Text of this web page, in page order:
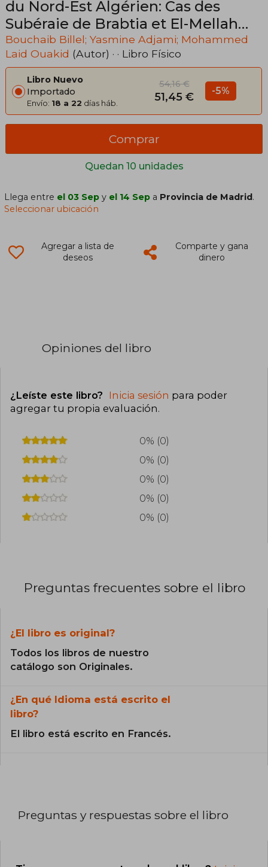
du Nord-Est Algérien: Cas des
Subéraie de Brabtia et El-Mellah
Dans le Parc National D’El Kala (en
Francés)
Bouchaib Billel; Yasmine Adjami; Mohammed
Laid Ouakid (Autor) · · Libro Físico
Libro Nuevo
Importado
Envío: 18 a 22 días háb.
54,16 €
51,45 € -5%
Quedan 10 unidades
Comprar
Llega entre el 03 Sep y el 14 Sep a Provincia de Madrid.
Seleccionar ubicación
Agregar a lista de
deseos
Comparte y gana
dinero
Opiniones del libro
¿Leíste este libro? Inicia sesión para poder
agregar tu propia evaluación.
0% (0)
0% (0)
0% (0)
0% (0)
0% (0)
Preguntas frecuentes sobre el libro
¿El libro es original?
Todos los libros de nuestro
catálogo son Originales.
¿En qué Idioma está escrito el
libro?
El libro está escrito en Francés.
Preguntas y respuestas sobre el libro